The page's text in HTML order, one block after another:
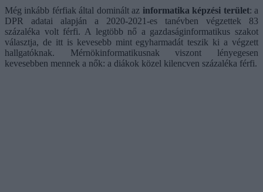
Még inkább férfiak által dominált az informatika képzési terület: a
DPR adatai alapján a 2020-2021-es tanévben végzettek 83
százaléka volt férfi. A legtöbb nő a gazdaságinformatikus szakot
választja, de itt is kevesebb mint egyharmadát teszik ki a végzett
hallgatóknak. Mérnökinformatikusnak viszont lényegesen
kevesebben mennek a nők: a diákok közel kilencven százaléka férfi.